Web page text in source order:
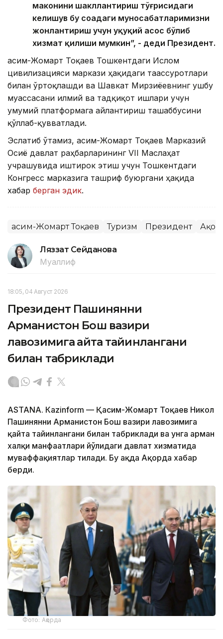
маконини шакллантириш тўғрисидаги
келишув бу соҳадаги муносабатларимизни
жонлантириш учун ҳуқуқий асос бўлиб
хизмат қилиши мумкин”, - деди Президент.
Қасим-Жомарт Тоқаев Тошкентдаги Ислом
цивилизацияси маркази ҳақидаги таассуротлари
билан ўртоқлашди ва Шавкат Мирзиёевнинг ушбу
муассасани илмий ва тадқиқот ишлари учун
умумий платформага айлантириш ташаббусини
қўллаб-қувватлади.
Эслатиб ўтамиз, Қасим-Жомарт Тоқаев Марказий
Осиё давлат раҳбарларининг VII Маслаҳат
учрашувида иштирок этиш учун Тошкентдаги
Конгресс марказига ташриф буюргани ҳақида
хабар берган эдик.
Қасим-Жомарт Тоқаев Туризм Президент
Ляззат Сейданова
Муаллиф
18:05, 04 Август 2026
Президент Пашинянни
Арманистон Бош вазири
лавозимига қайта тайинлангани
билан табриклади
ASTANА. Кazinform — Қасим-Жомарт Тоқаев Никол
Пашинянни Арманистон Бош вазири лавозимига
қайта тайинлангани билан табриклади ва унга арман
халқи манфаатлари йўлидаги давлат хизматида
муваффақиятлар тилади. Бу ҳақда Ақорда хабар
берди.
Фото: Ақорда